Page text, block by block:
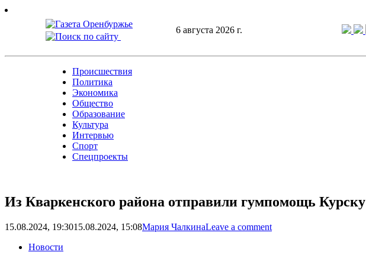
Skip
6 августа 2026 г.
Происшествия
Политика
Экономика
Общество
Образование
Культура
Интервью
Спорт
Спецпроекты
Из Кваркенского района отправили гумпомощь Курску
15.08.2024, 19:3015.08.2024, 15:08Мария ЧалкинаLeave a comment
Новости